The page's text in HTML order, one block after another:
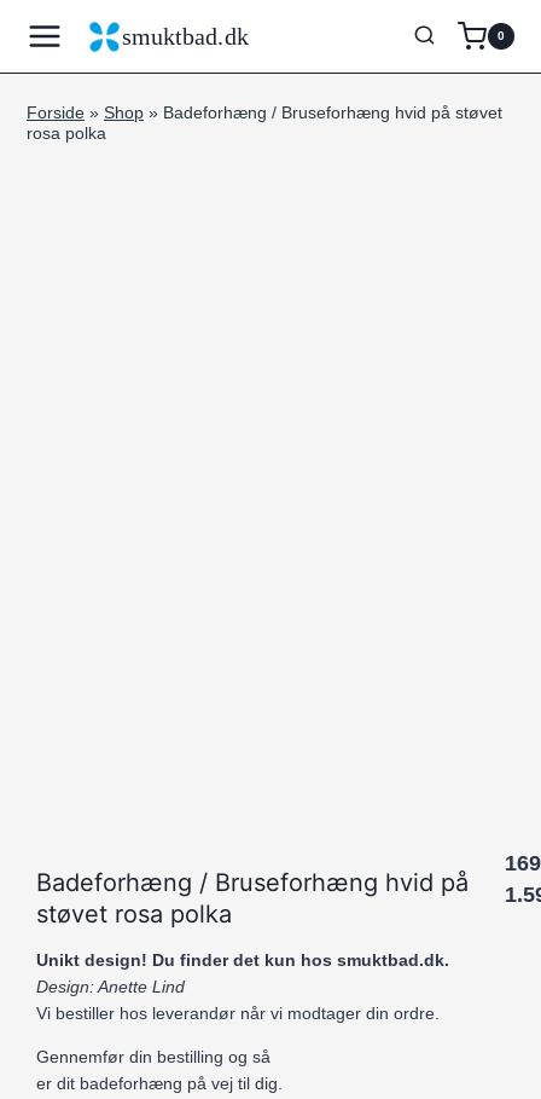
indhold
smuktbad.dk 0
Forside » Shop » Badeforhæng / Bruseforhæng hvid på støvet
rosa polka
Badeforhæng / Bruseforhæng hvid på
støvet rosa polka
Unikt design! Du finder det kun hos smuktbad.dk.
Design: Anette Lind
Vi bestiller hos leverandør når vi modtager din ordre.
Gennemfør din bestilling og så
er dit badeforhæng på vej til dig.